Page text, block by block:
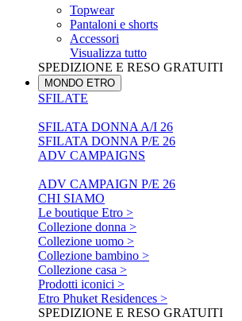
Topwear
Pantaloni e shorts
Accessori
Visualizza tutto
SPEDIZIONE E RESO GRATUITI
MONDO ETRO
SFILATE
SFILATA DONNA A/I 26
SFILATA DONNA P/E 26
ADV CAMPAIGNS
ADV CAMPAIGN P/E 26
CHI SIAMO
Le boutique Etro >
Collezione donna >
Collezione uomo >
Collezione bambino >
Collezione casa >
Prodotti iconici >
Etro Phuket Residences >
SPEDIZIONE E RESO GRATUITI